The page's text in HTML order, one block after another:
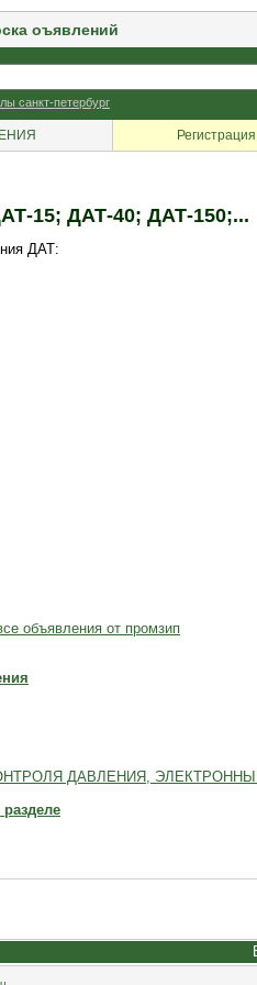
оъявлений
санкт-петербург
Регистрация
15; ДАТ-40; ДАТ-150;...
ДАТ:
объявления от промзип
ДАВЛЕНИЯ,